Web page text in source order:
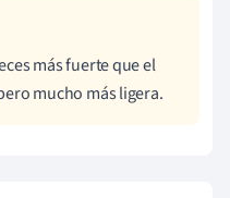
más fuerte que el
mucho más ligera.